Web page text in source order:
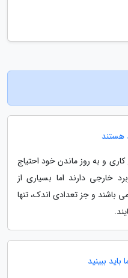
هستند
کاری و به روز ماندن خود احتیاج
خارجی دارند اما بسیاری از
باشند و جز تعدادی اندک، تنها